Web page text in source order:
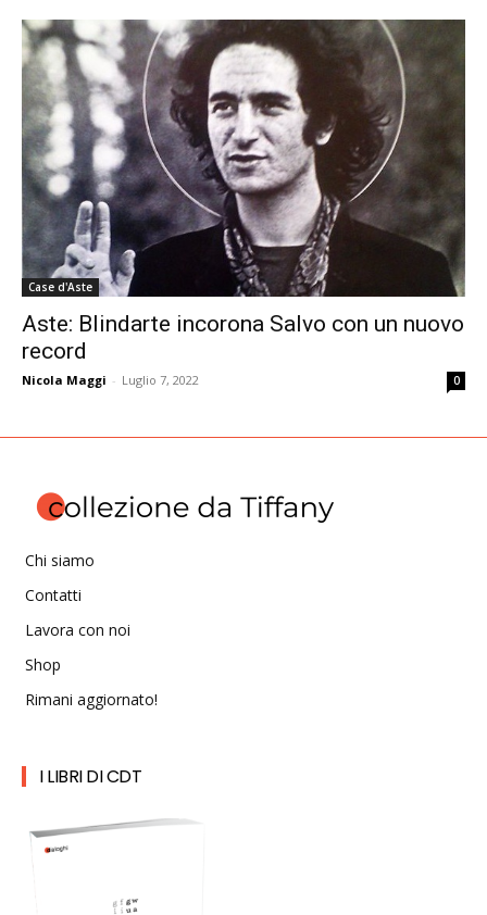
Case d'Aste
Aste: Blindarte incorona Salvo con un nuovo
record
Nicola Maggi - Luglio 7, 2022 0
Chi siamo
Contatti
Lavora con noi
Shop
Rimani aggiornato!
I LIBRI DI CDT